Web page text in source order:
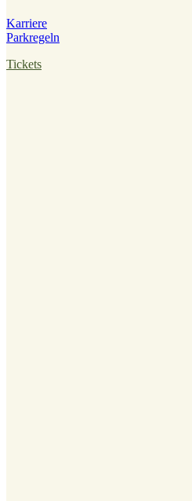
Karriere
Parkregeln
Tickets